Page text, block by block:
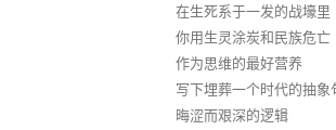
在生死系于一发的战壕里
你用生灵涂炭和民族危亡
作为思维的最好营养
写下埋葬一个时代的抽象
晦涩而艰深的逻辑